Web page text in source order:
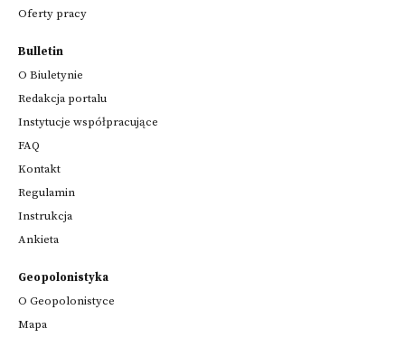
Oferty pracy
Bulletin
O Biuletynie
Redakcja portalu
Instytucje współpracujące
FAQ
Kontakt
Regulamin
Instrukcja
Ankieta
Geopolonistyka
O Geopolonistyce
Mapa